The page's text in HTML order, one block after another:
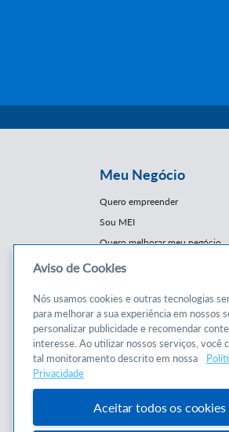
Meu Negócio
Quero empreender
Sou MEI
Quero melhorar meu negócio
Conteúdos
Cursos
Consultorias
Aviso de Cookies
Nós usamos cookies e outras tecnologias
para melhorar a sua experiência em nossos
personalizar publicidade e recomendar
interesse. Ao utilizar nossos serviços, você
tal monitoramento descrito em nossa
Privacidade
Aceitar todos os cookies